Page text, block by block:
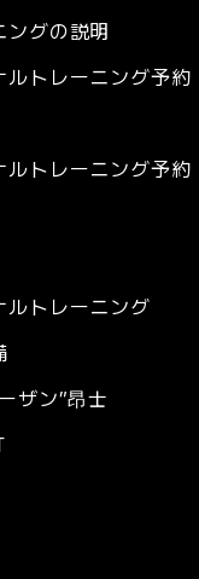
ングの説明
ルトレーニング予約
ルトレーニング予約
ルトレーニング
ザン”昂士